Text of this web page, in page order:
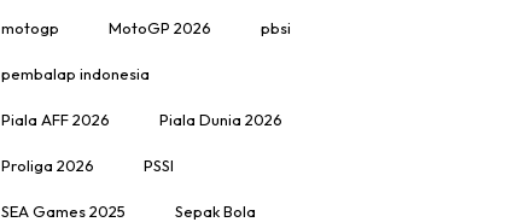
motogp MotoGP 2026 pbsi
pembalap indonesia
Piala AFF 2026 Piala Dunia 2026
Proliga 2026 PSSI
SEA Games 2025 Sepak Bola